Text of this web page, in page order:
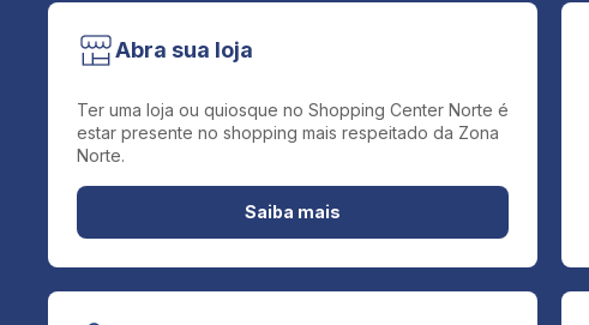
Abra sua loja
Ter uma loja ou quiosque no Shopping Center Norte é
estar presente no shopping mais respeitado da Zona
Norte.
Saiba mais